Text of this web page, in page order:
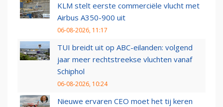
KLM stelt eerste commerciële vlucht met
Airbus A350-900 uit
06-08-2026, 11:17
TUI breidt uit op ABC-eilanden: volgend
jaar meer rechtstreekse vluchten vanaf
Schiphol
06-08-2026, 10:24
Nieuwe ervaren CEO moet het tij keren